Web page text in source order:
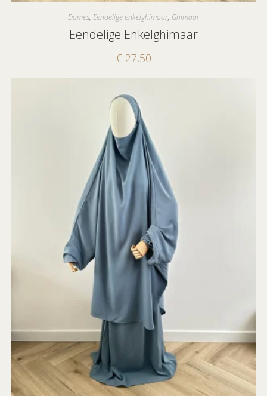
Dames, Eendelige enkelghimaar, Ghimaar
Eendelige Enkelghimaar
€27,50